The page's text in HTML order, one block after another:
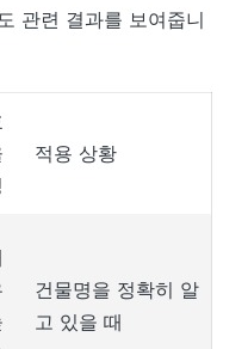
관련 결과를 보여줍니
적용 상황
건물명을 정확히 알
고 있을 때